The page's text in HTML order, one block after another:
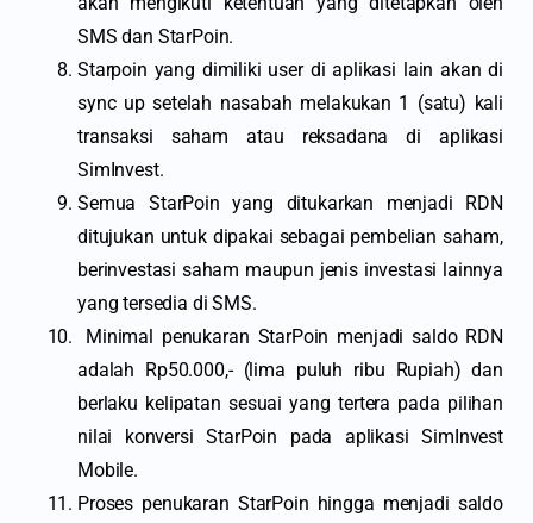
SMS dan StarPoin.
Starpoin yang dimiliki user di aplikasi lain akan di
sync up setelah nasabah melakukan 1 (satu) kali
transaksi saham atau reksadana di aplikasi
SimInvest.
Semua StarPoin yang ditukarkan menjadi RDN
ditujukan untuk dipakai sebagai pembelian saham,
berinvestasi saham maupun jenis investasi lainnya
yang tersedia di SMS.
Minimal penukaran StarPoin menjadi saldo RDN
adalah Rp50.000,- (lima puluh ribu Rupiah) dan
berlaku kelipatan sesuai yang tertera pada pilihan
nilai konversi StarPoin pada aplikasi SimInvest
Mobile.
Proses penukaran StarPoin hingga menjadi saldo